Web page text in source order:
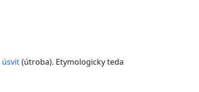
úsvit(útroba). Etymologicky teda